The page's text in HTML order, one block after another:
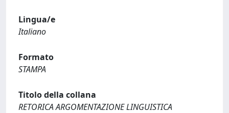
Lingua/e
Italiano
Formato
STAMPA
Titolo della collana
RETORICA ARGOMENTAZIONE LINGUISTICA